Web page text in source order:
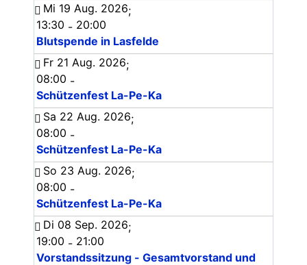
Mi 19 Aug. 2026;
13:30 - 20:00
Blutspende in Lasfelde
Fr 21 Aug. 2026;
08:00 -
Schützenfest La-Pe-Ka
Sa 22 Aug. 2026;
08:00 -
Schützenfest La-Pe-Ka
So 23 Aug. 2026;
08:00 -
Schützenfest La-Pe-Ka
Di 08 Sep. 2026;
19:00 - 21:00
Vorstandssitzung - Gesamtvorstand und